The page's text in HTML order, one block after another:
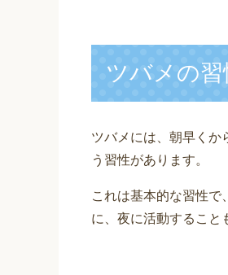
ツバメの習
ツバメには、朝早くか
う習性があります。
これは基本的な習性で
に、夜に活動すること